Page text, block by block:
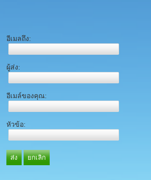
อีเมลถึง:
ผู้ส่ง:
อีเมล์ของคุณ:
หัวข้อ:
ส่ง ยกเลิก